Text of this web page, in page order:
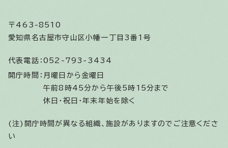
〒463-8510
愛知県名古屋市守山区小幡一丁目3番1号
代表電話： 052-793-3434
開庁時間： 月曜日から金曜日
午前8時45分から午後5時15分まで
休日・祝日・年末年始を除く
(注)開庁時間が異なる組織、施設がありますのでご注意くださ
い